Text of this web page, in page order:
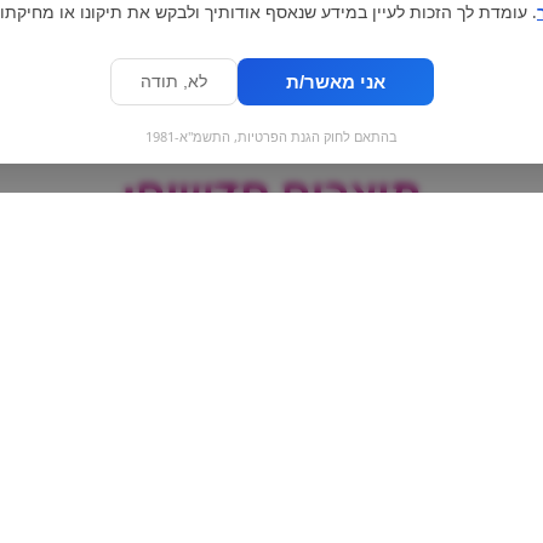
מוצרים חדשים:
. עומדת לך הזכות לעיין במידע שנאסף אודותיך ולבקש את תיקונו או
אני מאשר/ת לא, תודה
בהתאם לחוק הגנת הפרטיות, התשמ"א-1981